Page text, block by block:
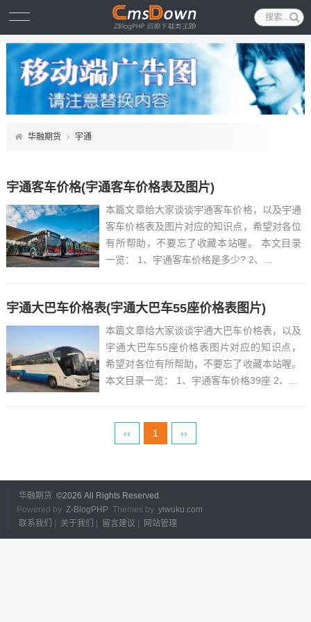
华融期货 宇通
宇通客车价格(宇通客车价格表及图片)
本篇文章给大家谈谈宇通客车价格，以及宇通
客车价格表及图片对应的知识点，希望对各位
有所帮助，不要忘了收藏本站喔。 本文目录
一览： 1、宇通客车价格是多少? 2、...
宇通大巴车价格表(宇通大巴车55座价格表图片)
本篇文章给大家谈谈宇通大巴车价格表，以及
宇通大巴车55座价格表图片对应的知识点，
希望对各位有所帮助，不要忘了收藏本站喔。
本文目录一览： 1、宇通客车价格39座 2、...
‹‹ 1 ››
华融期货 ©2026 All Rights Reserved.
Powered by Z-BlogPHP Themes by yiwuku.com
联系我们
| 关于我们 | 留言建议 | 网站管理